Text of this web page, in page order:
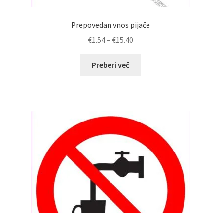
Prepovedan vnos pijače
€1.54– €15.40
Preberi več